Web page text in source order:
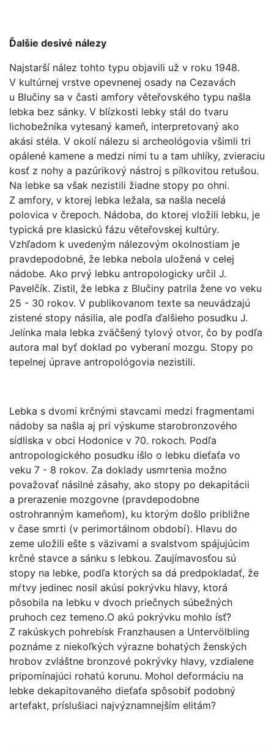
Ďalšie desivé nálezy
Najstarší nález tohto typu objavili už v roku 1948.
V kultúrnej vrstve opevnenej osady na Cezavách
u Blučiny sa v časti amfory věteřovského typu našla
lebka bez sánky. V blízkosti lebky stál do tvaru
lichobežníka vytesaný kameň, interpretovaný ako
akási stéla. V okolí nálezu si archeológovia všimli tri
opálené kamene a medzi nimi tu a tam uhlíky, zvieraciu
kosť z nohy a pazúrikový nástroj s pílkovitou retušou.
Na lebke sa však nezistili žiadne stopy po ohni.
Z amfory, v ktorej lebka ležala, sa našla necelá
polovica v črepoch. Nádoba, do ktorej vložili lebku, je
typická pre klasickú fázu věteřovskej kultúry.
Vzhľadom k uvedeným nálezovým okolnostiam je
pravdepodobné, že lebka nebola uložená v celej
nádobe. Ako prvý lebku antropologicky určil J.
Pavelčík. Zistil, že lebka z Blučiny patrila žene vo veku
25 - 30 rokov. V publikovanom texte sa neuvádzajú
zistené stopy násilia, ale podľa ďalšieho posudku J.
Jelínka mala lebka zväčšený tylový otvor, čo by podľa
autora mal byť doklad po vyberaní mozgu. Stopy po
tepelnej úprave antropológovia nezistili.
Lebka s dvomi krčnými stavcami medzi fragmentami
nádoby sa našla aj pri výskume starobronzového
sídliska v obci Hodonice v 70. rokoch. Podľa
antropologického posudku išlo o lebku dieťaťa vo
veku 7 - 8 rokov. Za doklady usmrtenia možno
považovať násilné zásahy, ako stopy po dekapitácii
a prerazenie mozgovne (pravdepodobne
ostrohranným kameňom), ku ktorým došlo približne
v čase smrti (v perimortálnom období). Hlavu do
zeme uložili ešte s väzivami a svalstvom spájujúcim
krčné stavce a sánku s lebkou. Zaujímavosťou sú
stopy na lebke, podľa ktorých sa dá predpokladať, že
mŕtvy jedinec nosil akúsi pokrývku hlavy, ktorá
pôsobila na lebku v dvoch priečnych súbežných
pruhoch cez temeno.O akú pokrývku mohlo ísť?
Z rakúskych pohrebísk Franzhausen a Untervölbling
poznáme z niekoľkých výrazne bohatých ženských
hrobov zvláštne bronzové pokrývky hlavy, vzdialene
pripomínajúci rohatú korunu. Mohol deformáciu na
lebke dekapitovaného dieťaťa spôsobiť podobný
artefakt, príslušiaci najvýznamnejším elitám?